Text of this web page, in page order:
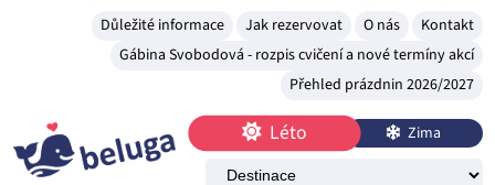
Důležité informace Jak rezervovat O nás
Kontakt
Gábina Svobodová - rozpis cvičení a nové termíny akcí
Přehled prázdnin 2026/2027
Léto Zima